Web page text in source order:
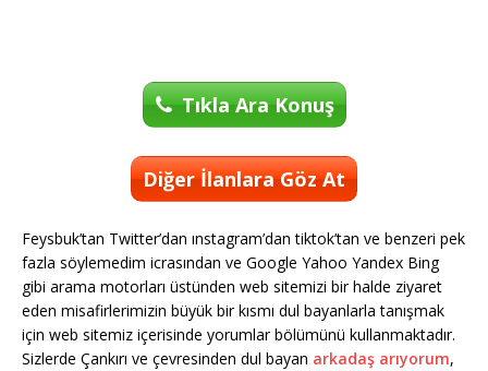
Tıkla Ara Konuş
Diğer İlanlara Göz At
Feysbuk’tan Twitter’dan ınstagram’dan tiktok’tan ve benzeri pek
fazla söylemedim icrasından ve Google Yahoo Yandex Bing
gibi arama motorları üstünden web sitemizi bir halde ziyaret
eden misafirlerimizin büyük bir kısmı dul bayanlarla tanışmak
için web sitemiz içerisinde yorumlar bölümünü kullanmaktadır.
Sizlerde Çankırı ve çevresinden dul bayan arkadaş arıyorum,